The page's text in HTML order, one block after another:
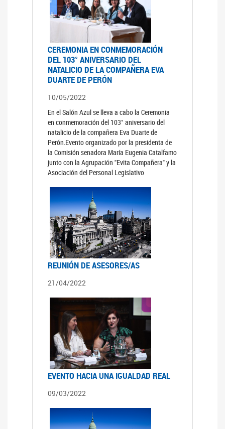
CEREMONIA EN CONMEMORACIÓN
DEL 103° ANIVERSARIO DEL
NATALICIO DE LA COMPAÑERA EVA
DUARTE DE PERÓN
10/05/2022
En el Salón Azul se lleva a cabo la Ceremonia
en conmemoración del 103° aniversario del
natalicio de la compañera Eva Duarte de
Perón.Evento organizado por la presidenta de
la Comisión senadora María Eugenia Catalfamo
junto con la Agrupación "Evita Compañera" y la
Asociación del Personal Legislativo
REUNIÓN DE ASESORES/AS
21/04/2022
EVENTO HACIA UNA IGUALDAD REAL
09/03/2022